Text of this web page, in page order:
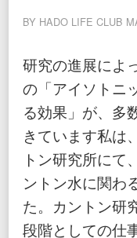
BY HADO LIFE CLUB
研究の進展によ
の「アイソトニ
る効果」が、多
きています私は
トン研究所にて
ントン水に関わ
た。カントン研
段階としての仕